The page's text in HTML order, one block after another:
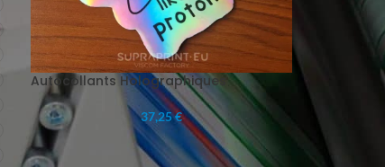
Autocollants Holographiques
37,25 €